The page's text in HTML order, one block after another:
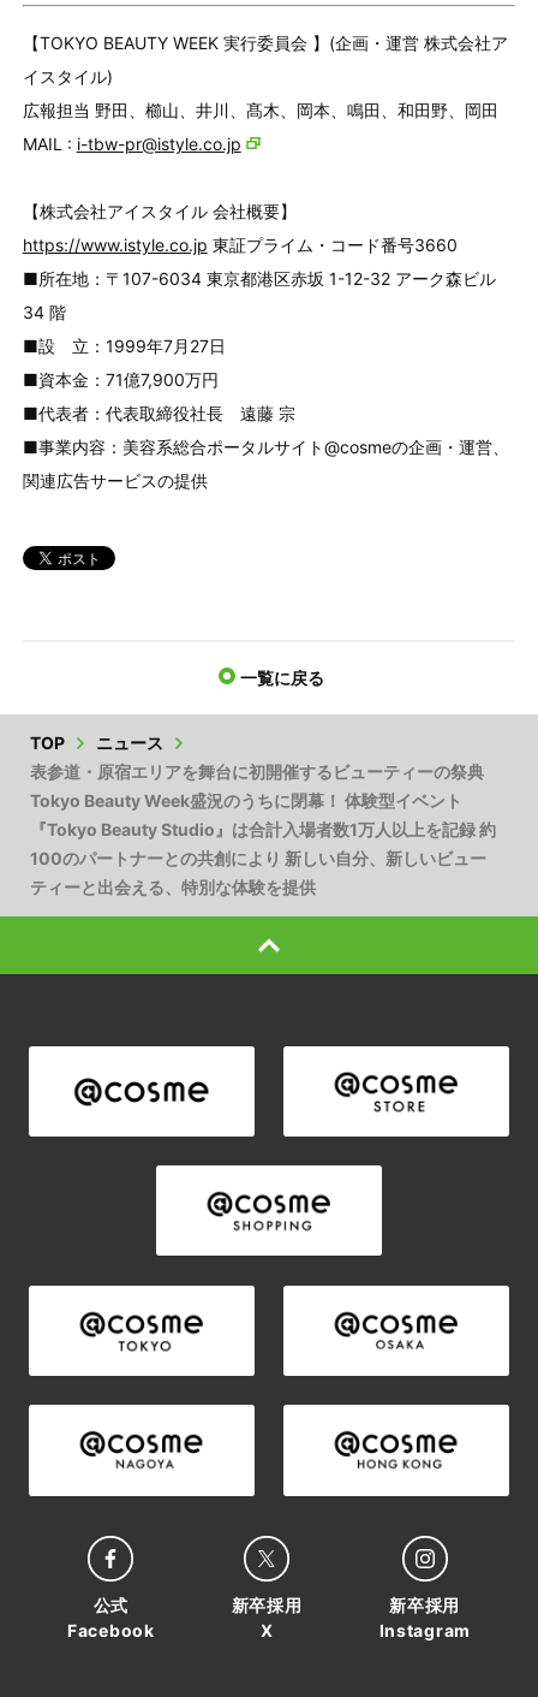
【TOKYO BEAUTY WEEK 実行委員会 】(企画・運営 株式会社ア
イスタイル)
広報担当 野田、櫛山、井川、髙木、岡本、鳴田、和田野、岡田
MAIL : i-tbw-pr@istyle.co.jp
【株式会社アイスタイル 会社概要】
https://www.istyle.co.jp 東証プライム・コード番号3660
■所在地：〒107-6034 東京都港区赤坂 1-12-32 アーク森ビル
34 階
■設 立：1999年7月27日
■資本金：71億7,900万円
■代表者：代表取締役社長 遠藤 宗
■事業内容：美容系総合ポータルサイト@cosmeの企画・運営、
関連広告サービスの提供
一覧に戻る
TOP
ニュース
表参道・原宿エリアを舞台に初開催するビューティーの祭典
Tokyo Beauty Week盛況のうちに閉幕！ 体験型イベント
『Tokyo Beauty Studio』は合計入場者数1万人以上を記録 約
100のパートナーとの共創により 新しい自分、新しいビュー
ティーと出会える、特別な体験を提供
公式
Facebook
新卒採用
X
新卒採用
Instagram